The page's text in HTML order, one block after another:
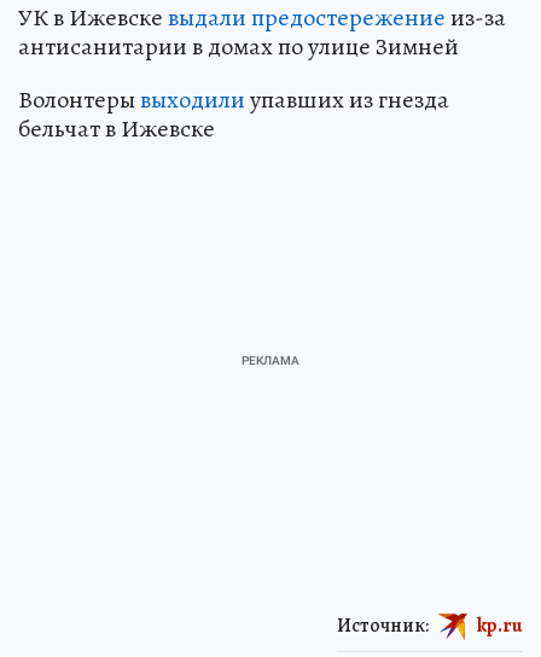
УК в Ижевскевыдали предостережениеиз-за
антисанитарии в домах по улице Зимней
Волонтерывыходилиупавших из гнезда
бельчат в Ижевске
Источник: kp.ru